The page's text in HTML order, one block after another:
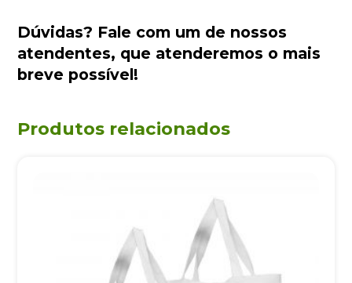
Dúvidas? Fale com um de nossos
atendentes, que atenderemos o mais
breve possível!
Produtos relacionados